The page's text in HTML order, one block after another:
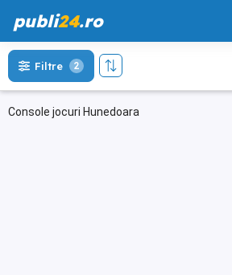
publi24.ro
Console jocuri Hunedoara
Filtre 2